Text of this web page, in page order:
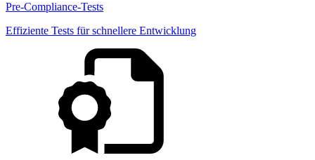
Pre-Compliance-Tests
Effiziente Tests für schnellere Entwicklung